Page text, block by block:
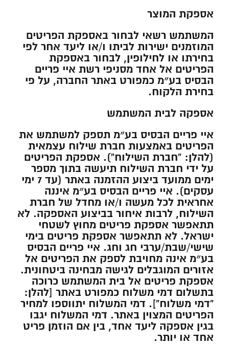
אספקת המוצר
המשתמש רשאי לבחור באספקת הפריטים
המוזמנים ישירות לביתו ו/או ליעד אחר לפי
בחירתו או לחילופין, לבחור באספקת
הפריטים אל אחד מסניפי רשת איי פריים
הבסיס בע״מ כמפורט באתר החברה, על פי
בחירת הלקוח.
אספקה לבית המשתמש
איי פריים הבסיס בע״מ תספק למשתמש את
הפריטים באמצעות חברת שילוח עצמאית
(להלן: “חברת השילוח”). אספקת הפריטים
על ידי חברת השילוח תיעשה בתוך מספר
ימים ממועד ביצוע ההזמנה באתר (עד 7 ימי
עסקים). איי פריים הבסיס בע״מ איננה
אחראית לכל מעשה ו/או מחדל של חברת
השילוח, לרבות איחור בביצוע האספקה. לא
תתאפשר אספקת פריטים מחוץ לשטחי
ישראל. לא תתאפשר אספקת פריטים בימי
שישי/שבת/ערבי חג וחג. איי פריים הבסיס
בע״מ אינה מחויבת לספק את הפריטים אל
אזורים המוגבלים לגישה מבחינה ביטחונית.
אספקת פריטים אל בית המשתמש כרוכה
בתשלום דמי משלוח כמפורט באתר [להלן:
“דמי משלוח”]. דמי המשלוח יתווספו למחיר
הפריטים המצוין באתר. דמי המשלוח יגבו
בגין אספקה ליעד אחד, בין אם הוזמן פריט
אחד או יותר.